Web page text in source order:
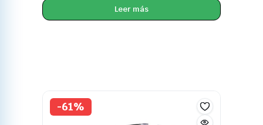
Leer más
-61%